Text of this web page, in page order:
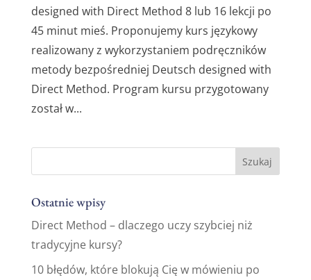
designed with Direct Method 8 lub 16 lekcji po
45 minut mieś. Proponujemy kurs językowy
realizowany z wykorzystaniem podręczników
metody bezpośredniej Deutsch designed with
Direct Method. Program kursu przygotowany
został w...
Ostatnie wpisy
Direct Method – dlaczego uczy szybciej niż
tradycyjne kursy?
10 błędów, które blokują Cię w mówieniu po